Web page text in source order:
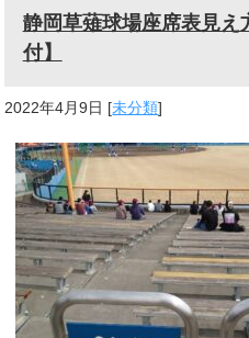
静岡草薙球場座席表見え
付】
2022年4月9日 [未分類]